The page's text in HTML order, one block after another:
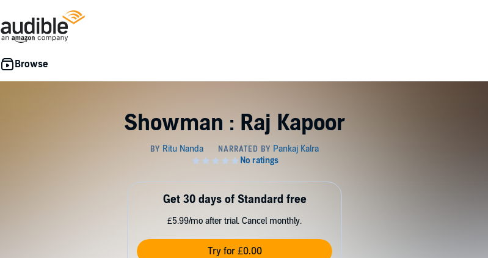
Showman : Raj Kapoor
Get 30 days of Standard free
£5.99/mo after trial. Cancel monthly.
Try for £0.00